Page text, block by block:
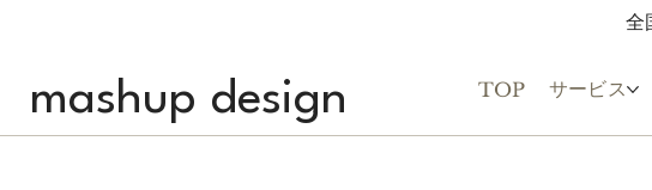
mashup design
全
TOP サービス